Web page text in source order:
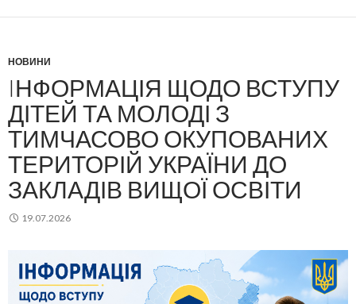
НОВИНИ
IНФОРМАЦІЯ ЩОДО ВСТУПУ
ДІТЕЙ ТА МОЛОДІ З
ТИМЧАСОВО ОКУПОВАНИХ
ТЕРИТОРІЙ УКРАЇНИ ДО
ЗАКЛАДІВ ВИЩОЇ ОСВІТИ
19.07.2026